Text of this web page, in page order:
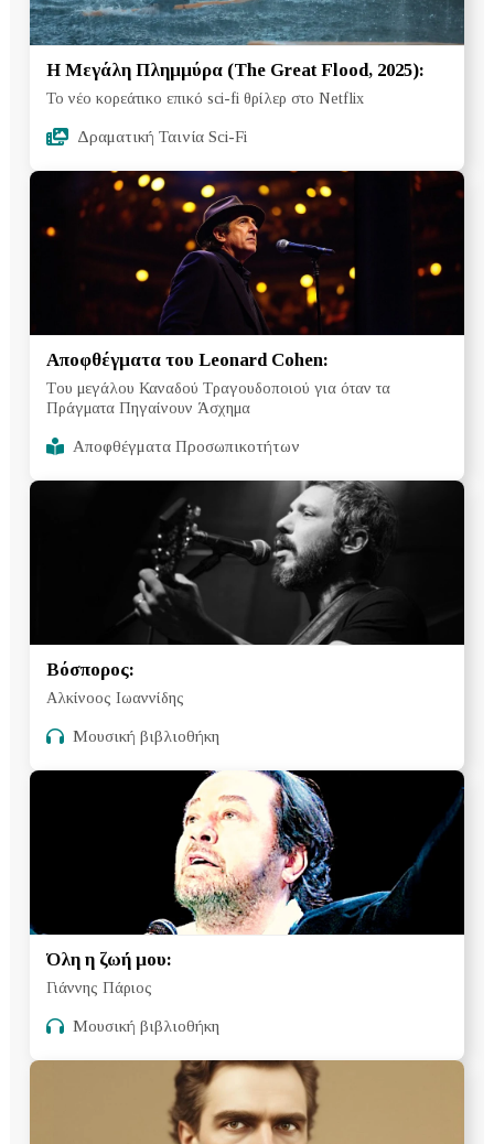
Η Μεγάλη Πλημμύρα (The Great Flood, 2025):
Το νέο κορεάτικο επικό sci-fi θρίλερ στο Netflix
Δραματική Ταινία Sci-Fi
Αποφθέγματα του Leonard Cohen:
Tου μεγάλου Καναδού Τραγουδοποιού για όταν τα
Πράγματα Πηγαίνουν Άσχημα
Αποφθέγματα Προσωπικοτήτων
Βόσπορος:
Αλκίνοος Ιωαννίδης
Μουσική βιβλιοθήκη
Όλη η ζωή μου:
Γιάννης Πάριος
Μουσική βιβλιοθήκη